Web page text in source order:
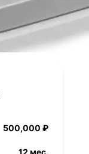
500,000 ₽
12 мес.